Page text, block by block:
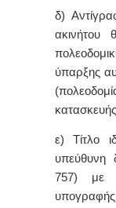
δ)
ακινήτου
ύπαρξης
κατασκευής
ε) Τίτλο
757) με
υπογραφής